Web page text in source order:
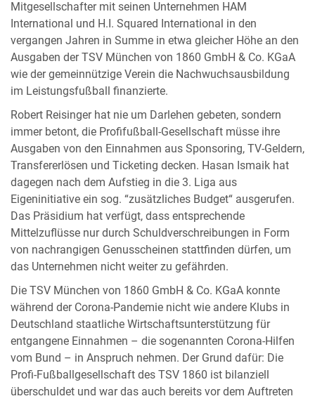
Mitgesellschafter mit seinen Unternehmen HAM
International und H.I. Squared International in den
vergangen Jahren in Summe in etwa gleicher Höhe an den
Ausgaben der TSV München von 1860 GmbH & Co. KGaA
wie der gemeinnützige Verein die Nachwuchsausbildung
im Leistungsfußball finanzierte.
Robert Reisinger hat nie um Darlehen gebeten, sondern
immer betont, die Profifußball-Gesellschaft müsse ihre
Ausgaben von den Einnahmen aus Sponsoring, TV-Geldern,
Transfererlösen und Ticketing decken. Hasan Ismaik hat
dagegen nach dem Aufstieg in die 3. Liga aus
Eigeninitiative ein sog. “zusätzliches Budget“ ausgerufen.
Das Präsidium hat verfügt, dass entsprechende
Mittelzuflüsse nur durch Schuldverschreibungen in Form
von nachrangigen Genusscheinen stattfinden dürfen, um
das Unternehmen nicht weiter zu gefährden.
Die TSV München von 1860 GmbH & Co. KGaA konnte
während der Corona-Pandemie nicht wie andere Klubs in
Deutschland staatliche Wirtschaftsunterstützung für
entgangene Einnahmen – die sogenannten Corona-Hilfen
vom Bund – in Anspruch nehmen. Der Grund dafür: Die
Profi-Fußballgesellschaft des TSV 1860 ist bilanziell
überschuldet und war das auch bereits vor dem Auftreten